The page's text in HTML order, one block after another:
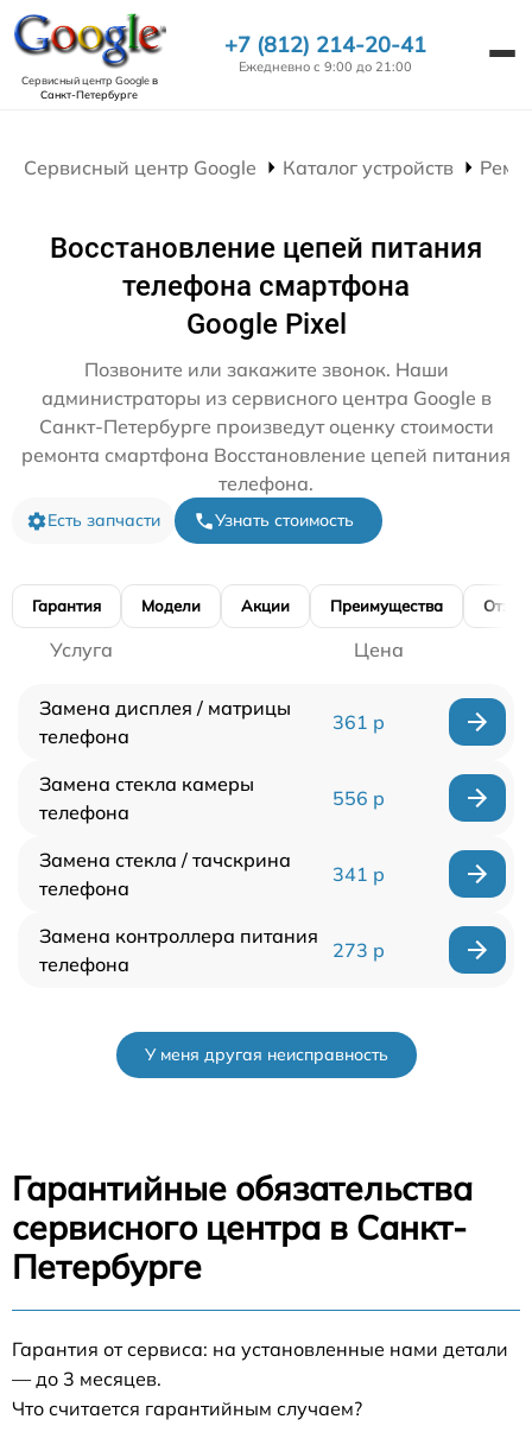
Сервисный центр Googleв
Санкт-Петербурге
+7 (812) 214-20-41
Ежедневно с 9:00 до 21:00
Сервисный центр Google Каталог устройств
Восстановление цепей питания
телефона смартфона
Google Pixel
Позвоните или закажите звонок. Наши
администраторы из сервисного центра Google в
Санкт-Петербурге произведут оценку стоимости
ремонта смартфона Восстановление цепей питания
телефона.
Есть запчасти Узнать стоимость
Гарантия Модели Акции Преимущества
Услуга Цена
Замена дисплея / матрицы
телефона
361 р
Замена стекла камеры
телефона
556 р
Замена стекла / тачскрина
телефона
341 р
Замена контроллера питания
телефона
273 р
У меня другая неисправность
Гарантийные обязательства
сервисного центра в Санкт-
Петербурге
Гарантия от сервиса: на установленные нами детали
— до 3 месяцев.
Что считается гарантийным случаем?